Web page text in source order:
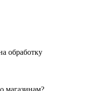
обработку
магазинам?